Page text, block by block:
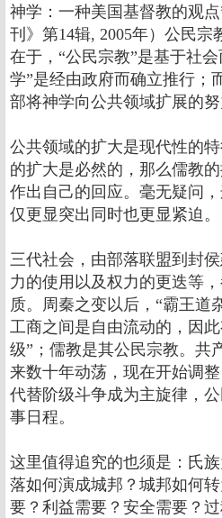
神学：一种美国基督教的观
刊》第14辑, 2005年）公民宗
在于，“公民宗教”是基于社
学”是经由政府而确立推行；
部将神学向公共领域扩展的努
公共领域的扩大是现代性的
的扩大是必然的，那么儒教
作出自己的回应。毫无疑问
仅更显突出同时也更显紧迫。
三代社会，由部落联盟到封
力的使用以及权力的更迭等
质。周秦之变以后，“霸王道
工商之间是自由流动的，因
级”；儒教是其公民宗教。共
来数十年动荡，现在开始调
代替阶级斗争成为主旋律，
事日程。
这里值得追究的也须是：氏
落如何演成城邦？城邦如何
要？利益需要？安全需要？